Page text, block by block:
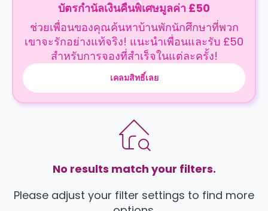
บัตรกำนัลเงินคืนพิเศษมูลค่า £50
ช่วยเพื่อนของคุณค้นหาบ้านพักนักศึกษาที่พวก
เขาจะรักอย่างแท้จริง! แนะนำเพื่อนและรับ £50
สำหรับการจองที่สำเร็จในแต่ละครั้ง!
เคลมสิทธิ์เลย
No results match your filters.
Please adjust your filter settings to find more